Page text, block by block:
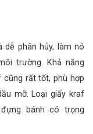
phân hủy, làm nó
trường. Khả năng
cũng rất tốt, phù hợp
mỡ. Loại giấy kraf
bánh có trọng